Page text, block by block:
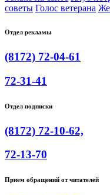
советы Голос ветерана
Отдел рекламы
(8172) 72-04-61
72-31-41
Отдел подписки
(8172) 72-10-62,
72-13-70
Прием обращений от читателей